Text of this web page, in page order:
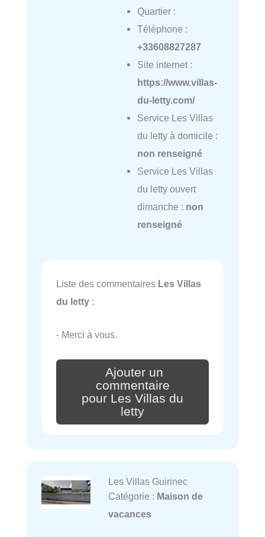
Quartier :
Téléphone :
+33608827287
Site internet :
https://www.villas-
du-letty.com/
Service Les Villas
du letty à domicile :
non renseigné
Service Les Villas
du letty ouvert
dimanche : non
renseigné
Liste des commentaires Les Villas
du letty :
- Merci à vous.
Ajouter un
commentaire
pour Les Villas du
letty
Les Villas Guirinec
Catégorie : Maison de
vacances